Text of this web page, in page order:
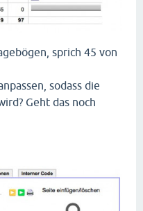
sprich 45 von
sodass die
Geht das noch